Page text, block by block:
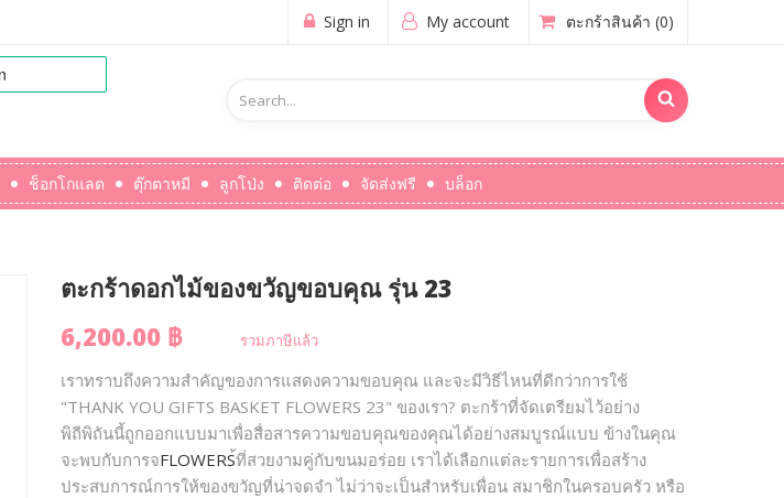
My account
Sign in ตะกร้าสินค้า (0)
ช็อกโกแลต ตุ๊กตาหมี ลูกโป่ง ติดต่อ จัดส่งฟรี บล็อก
ตะกร้าดอกไม้ของขวัญขอบคุณ รุ่น 23
6,200.00 ฿
รวมภาษีแล้ว
เราทราบถึงความสำคัญของการแสดงความขอบคุณ และจะมีวิธีไหนที่ดีกว่าการใช้
"THANK YOU GIFTS BASKET FLOWERS 23" ของเรา? ตะกร้าที่จัดเตรียมไว้อย่าง
พิถีพิถันนี้ถูกออกแบบมาเพื่อสื่อสารความขอบคุณของคุณได้อย่างสมบูรณ์แบบ ข้างในคุณ
จะพบกับการจFLOWERS้ที่สวยงามคู่กับขนมอร่อย เราได้เลือกแต่ละรายการเพื่อสร้าง
ประสบการณ์การให้ของขวัญที่น่าจดจำ ไม่ว่าจะเป็นสำหรับเพื่อน สมาชิกในครอบครัว หรือ